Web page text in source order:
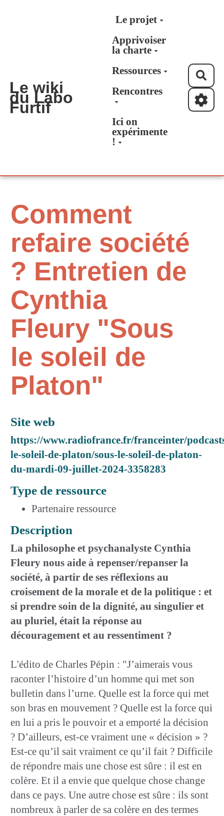
Aller au contenu principal
Le wiki
du Labo
Furtif
Le projet
Apprivoiser
la charte
Ressources
Rencontres
Ici on
expérimente
!
Comment
refaire société
? Entretien de
Cynthia
Fleury "Sous
le soleil de
Platon"
Site web
https://www.radiofrance.fr/franceinter/
le-soleil-de-platon/sous-le-soleil-de-platon-
du-mardi-09-juillet-2024-3358283
Type de ressource
Partenaire ressource
Description
La philosophe et psychanalyste Cynthia
Fleury nous aide à repenser/repanser la
société, à partir de ses réflexions au
croisement de la morale et de la politique : et
si prendre soin de la dignité, au singulier et
au pluriel, était la réponse au
découragement et au ressentiment ?
L'édito de Charles Pépin : "J’aimerais vous
raconter l’histoire d’un homme qui met son
bulletin dans l’urne. Quelle est la force qui met
son bras en mouvement ? Quelle est la force qui
en lui a pris le pouvoir et a emporté la décision
? D’ailleurs, est-ce vraiment une « décision » ?
Est-ce qu’il sait vraiment ce qu’il fait ? Difficile
de répondre mais une chose est sûre : il est en
colère. Et il a envie que quelque chose change
dans ce pays. Une autre chose est sûre : ils sont
nombreux à parler de sa colère en des termes